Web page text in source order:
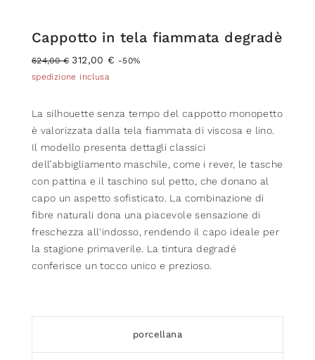
Cappotto in tela fiammata degradè
624,00 € 312,00 € -50%
spedizione inclusa
La silhouette senza tempo del cappotto monopetto
è valorizzata dalla tela fiammata di viscosa e lino.
Il modello presenta dettagli classici
dell’abbigliamento maschile, come i rever, le tasche
con pattina e il taschino sul petto, che donano al
capo un aspetto sofisticato. La combinazione di
fibre naturali dona una piacevole sensazione di
freschezza all'indosso, rendendo il capo ideale per
la stagione primaverile. La tintura degradé
conferisce un tocco unico e prezioso.
porcellana